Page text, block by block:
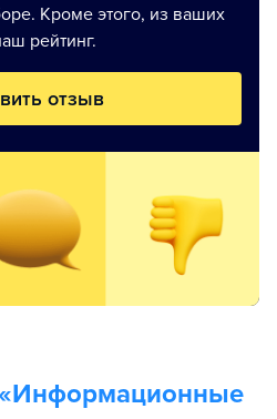
Кроме этого, из ваших
рейтинг.
отзыв
Информационные